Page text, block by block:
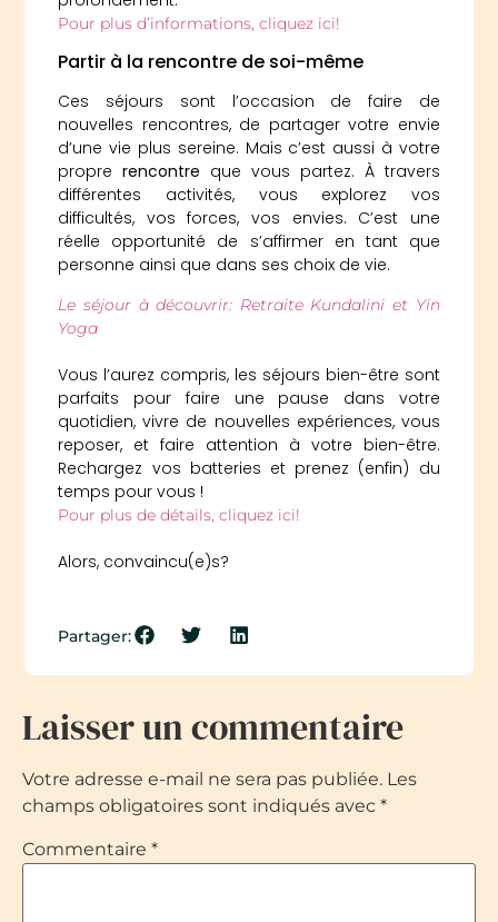
Pour plus d’informations, cliquez ici!
Partir à la rencontre de soi-même
Ces séjours sont l’occasion de faire de
nouvelles rencontres, de partager votre envie
d’une vie plus sereine. Mais c’est aussi à votre
proprerencontre que vous partez. À travers
différentes activités, vous explorez vos
difficultés, vos forces, vos envies. C’est une
réelle opportunité de s’affirmer en tant que
personne ainsi que dans ses choix de vie.
Le séjour à découvrir: Retraite Kundalini et Yin
Yoga
Vous l’aurez compris, les séjours bien-être sont
parfaits pour faire une pause dans votre
quotidien, vivre de nouvelles expériences, vous
reposer, et faire attention à votre bien-être.
Rechargez vos batteries et prenez (enfin) du
temps pour vous !
Pour plus de détails, cliquez ici!
Alors, convaincu(e)s?
Partager:
Laisser un commentaire
Votre adresse e-mail ne sera pas publiée. Les
champs obligatoires sont indiqués avec *
Commentaire *